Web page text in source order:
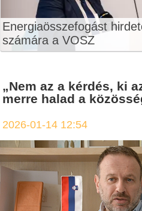
Energiaösszefogást
számára a VOSZ
„Nem az a kérdés, ki
merre halad a
2026-01-14 12:54